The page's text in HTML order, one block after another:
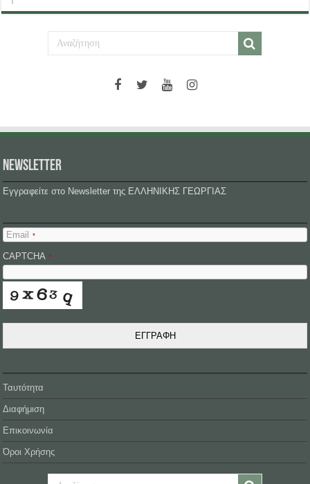
NEWSLETTER
Εγγραφείτε στο Newsletter της ΕΛΛΗΝΙΚΗΣ ΓΕΩΡΓΙΑΣ
Email *
CAPTCHA *
ΕΓΓΡΑΦΗ
Ταυτότητα
Διαφήμιση
Επικοινωνία
Όροι Χρήσης